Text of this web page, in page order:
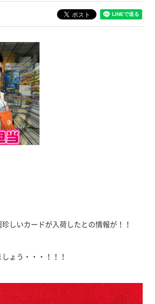
しいカードが入荷したとの情報が！！
ょう・・・！！！